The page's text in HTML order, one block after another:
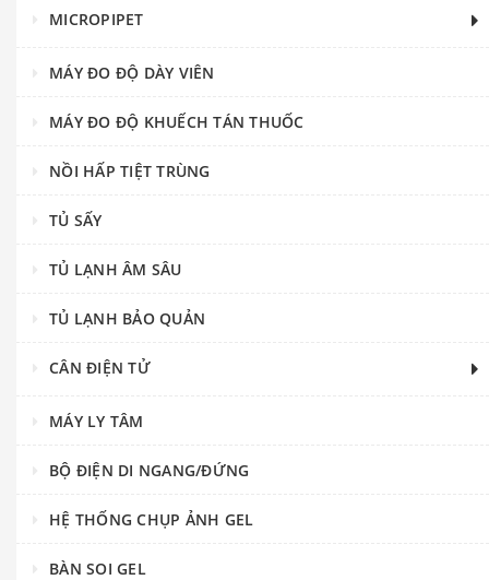
MICROPIPET
MÁY ĐO ĐỘ DÀY VIÊN
MÁY ĐO ĐỘ KHUẾCH TÁN THUỐC
NỒI HẤP TIỆT TRÙNG
TỦ SẤY
TỦ LẠNH ÂM SÂU
TỦ LẠNH BẢO QUẢN
CÂN ĐIỆN TỬ
MÁY LY TÂM
BỘ ĐIỆN DI NGANG/ĐỨNG
HỆ THỐNG CHỤP ẢNH GEL
BÀN SOI GEL